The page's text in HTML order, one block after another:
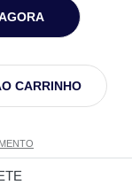
CARRINHO